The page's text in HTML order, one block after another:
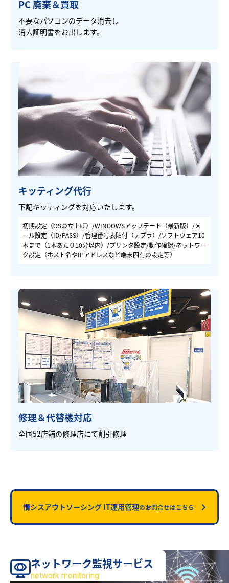
サービス
PC 廃棄＆買取
不要なパソコンのデータ消去し
消去証明書をお出します。
キッティング代行
下記キッティングを対応いたします。
初期設定（OSの立上げ）/WINDOWSアップデート（最新版）/メ
ール設定（ID/PASS）/管理番号表貼付（テプラ）/ソフトウェア10
本まで（1本あたり10分以内）/プリンタ設定/動作確認/ネットワー
ク設定（ホスト名やIPアドレスなど端末固有の設定等）
修理＆代替機対応
全国52店舗の修理店にて割引修理
情シスアウトソーシング IT運用管理のお問合せはこちら
ネットワーク監視サービス
network monitoring